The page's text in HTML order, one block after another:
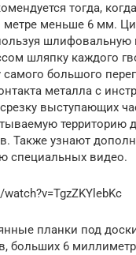
тогда,
меньше 6 мм.
шлифовальную
шляпку каждого
самого большого
металла с
выступающих
территорию
Также узнают
специальных видео.
планки под
больших 6